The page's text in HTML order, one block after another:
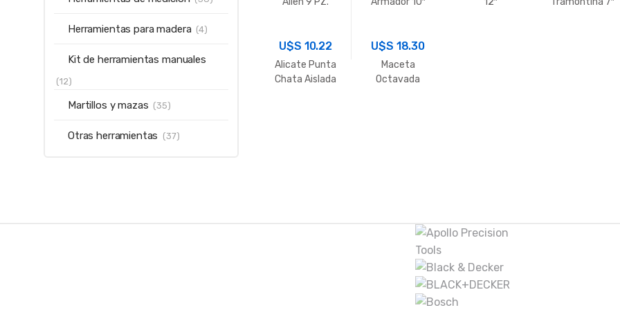
U$S 10.22
Alicate Punta
Chata Aislada
U$S 18.30
Maceta
Octavada
Herramientas para madera (4)
Kit de herramientas manuales
(12)
Martillos y mazas (35)
Otras herramientas (37)